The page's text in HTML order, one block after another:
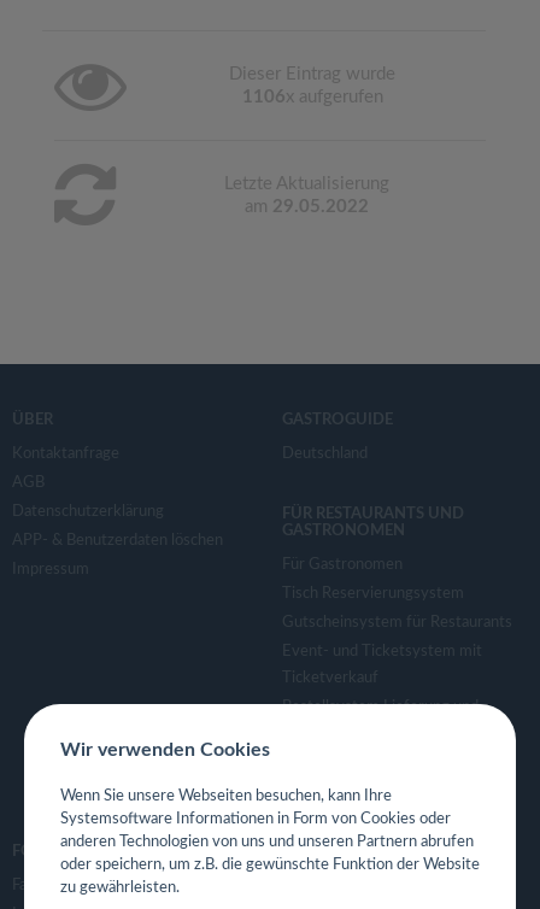
Dieser Eintrag wurde
1106x aufgerufen
Letzte Aktualisierung
am 29.05.2022
ÜBER
Kontaktanfrage
AGB
Datenschutzerklärung
APP- & Benutzerdaten löschen
Impressum
GASTROGUIDE
Deutschland
FÜR RESTAURANTS UND
GASTRONOMEN
Für Gastronomen
Tisch Reservierungsystem
Gutscheinsystem für Restaurants
Event- und Ticketsystem mit
Ticketverkauf
Bestellsystem Lieferung und
Eigene App für Restaurant
FOLGE UNS
Facebook
Wir verwenden Cookies
Wenn Sie unsere Webseiten besuchen, kann Ihre
Systemsoftware Informationen in Form von Cookies oder
anderen Technologien von uns und unseren Partnern abrufen
oder speichern, um z.B. die gewünschte Funktion der Website
zu gewährleisten.